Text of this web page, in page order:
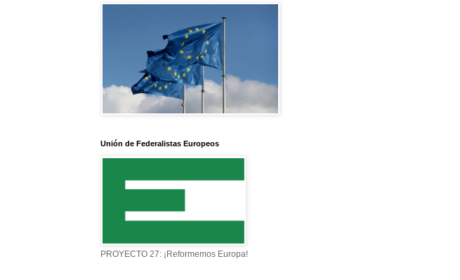
Unión de Federalistas Europeos
PROYECTO 27: ¡Reformemos Europa!